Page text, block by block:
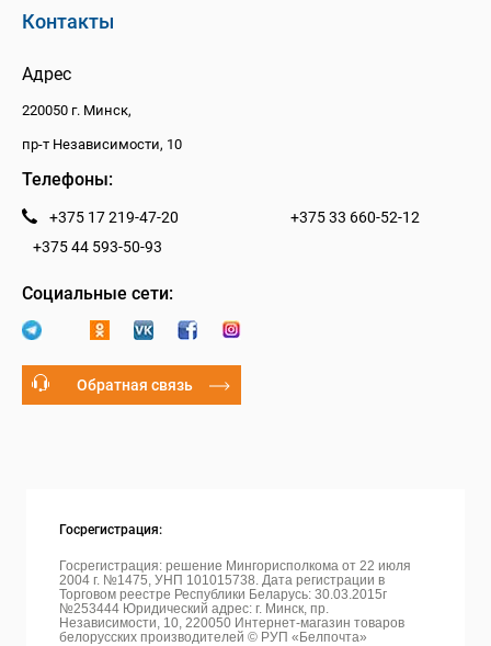
Контакты
Адрес
220050 г. Минск,
пр-т Независимости, 10
Телефоны:
+375 17 219-47-20
+375 33 660-52-12
+375 44 593-50-93
Социальные сети:
Обратная связь
Госрегистрация:
Госрегистрация: решение Мингорисполкома от 22 июля
2004 г. №1475, УНП 101015738. Дата регистрации в
Торговом реестре Республики Беларусь: 30.03.2015г
№253444 Юридический адрес: г. Минск, пр.
Независимости, 10, 220050 Интернет-магазин товаров
белорусских производителей © РУП «Белпочта»